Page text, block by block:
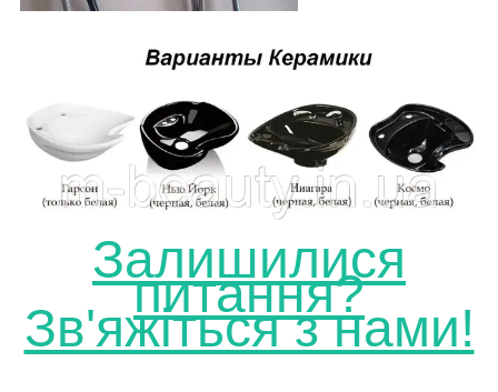
Залишилися
питання?
Зв'яжіться з нами!